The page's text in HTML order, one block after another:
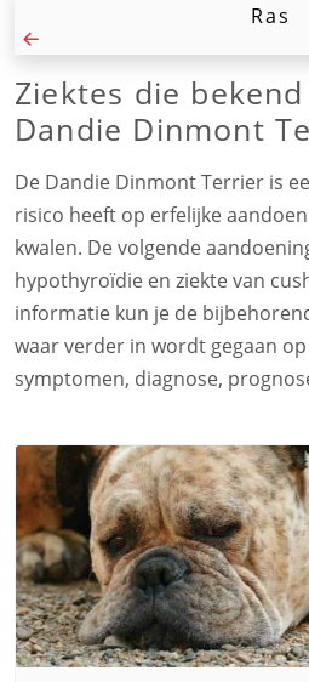
Ras
Ziektes die
Dandie Dinmont
De Dandie Dinmont Terrier is
risico heeft op erfelijke
kwalen. De volgende
hypothyroïdie en ziekte van
informatie kun je de
waar verder in wordt gegaan
symptomen, diagnose,